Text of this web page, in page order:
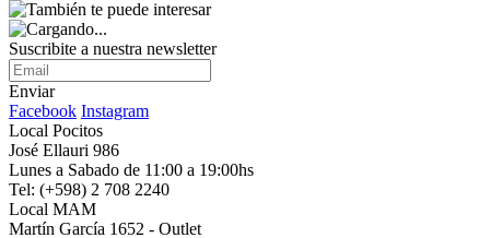
Suscribite a nuestra newsletter
Enviar
Facebook Instagram
Local Pocitos
José Ellauri 986
Lunes a Sabado de 11:00 a 19:00hs
Tel: (+598) 2 708 2240
Local MAM
Martín García 1652 - Outlet